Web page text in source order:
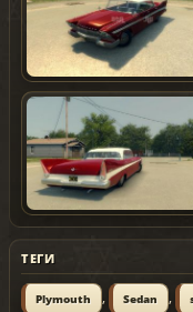
ТЕГИ
Plymouth , Sedan ,